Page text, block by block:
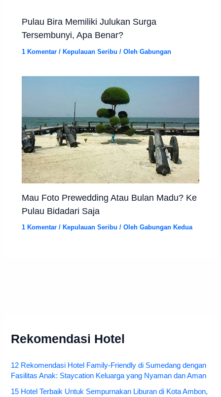
Pulau Bira Memiliki Julukan Surga
Tersembunyi, Apa Benar?
1 Komentar /Kepulauan Seribu / OlehGabungan
Mau Foto Prewedding Atau Bulan Madu? Ke
Pulau Bidadari Saja
1 Komentar / Kepulauan Seribu / OlehGabungan Kedua
Rekomendasi Hotel
12 Rekomendasi Hotel Family-Friendly di Sumedang dengan
Fasilitas Anak: Staycation Keluarga yang Nyaman dan Aman
15 Hotel Terbaik Untuk Sempurnakan Liburan di Kota Ambon,